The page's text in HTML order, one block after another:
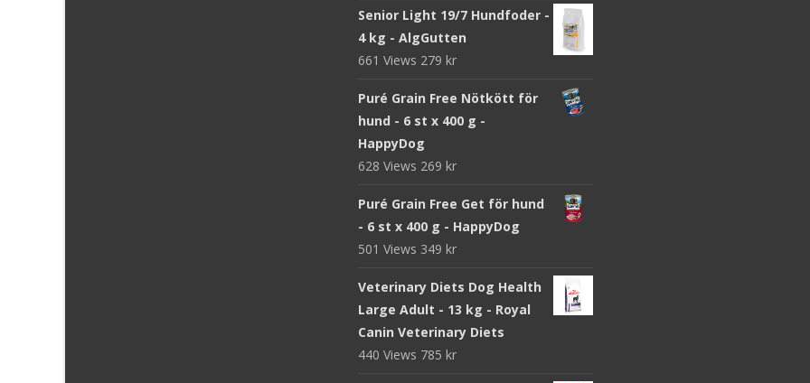
Senior Light 19/7 Hundfoder -
4 kg - AlgGutten
661 Views 279 kr
Puré Grain Free Nötkött för
hund - 6 st x 400 g -
HappyDog
628 Views 269 kr
Puré Grain Free Get för hund
- 6 st x 400 g - HappyDog
501 Views 349 kr
Veterinary Diets Dog Health
Large Adult - 13 kg - Royal
Canin Veterinary Diets
440 Views 785 kr